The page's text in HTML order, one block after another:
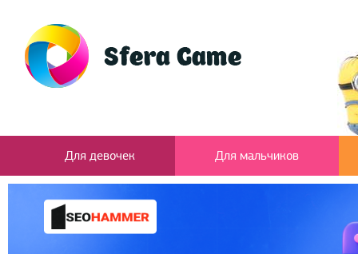
Для девочек Для мальчиков